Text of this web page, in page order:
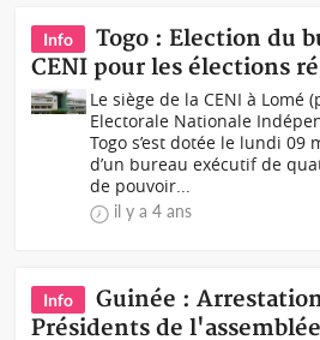
Info
Togo : Election du
CENI pour les élections
Le siège de la CENI à Lomé
Electorale Nationale
Togo s’est dotée le lundi 09
d’un bureau exécutif de
de pouvoir...
il y a 4 ans
Info
Guinée :
Présidents de